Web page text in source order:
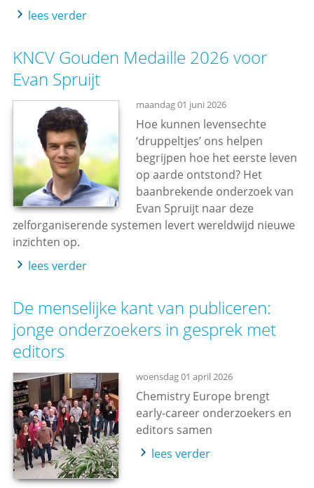
lees verder
KNCV Gouden Medaille 2026 voor
Evan Spruijt
maandag 01 juni 2026
Hoe kunnen levensechte
‘druppeltjes’ ons helpen
begrijpen hoe het eerste leven
op aarde ontstond? Het
baanbrekende onderzoek van
Evan Spruijt naar deze
zelforganiserende systemen levert wereldwijd nieuwe
inzichten op.
lees verder
De menselijke kant van publiceren:
jonge onderzoekers in gesprek met
editors
woensdag 01 april 2026
Chemistry Europe brengt
early-career onderzoekers en
editors samen
lees verder